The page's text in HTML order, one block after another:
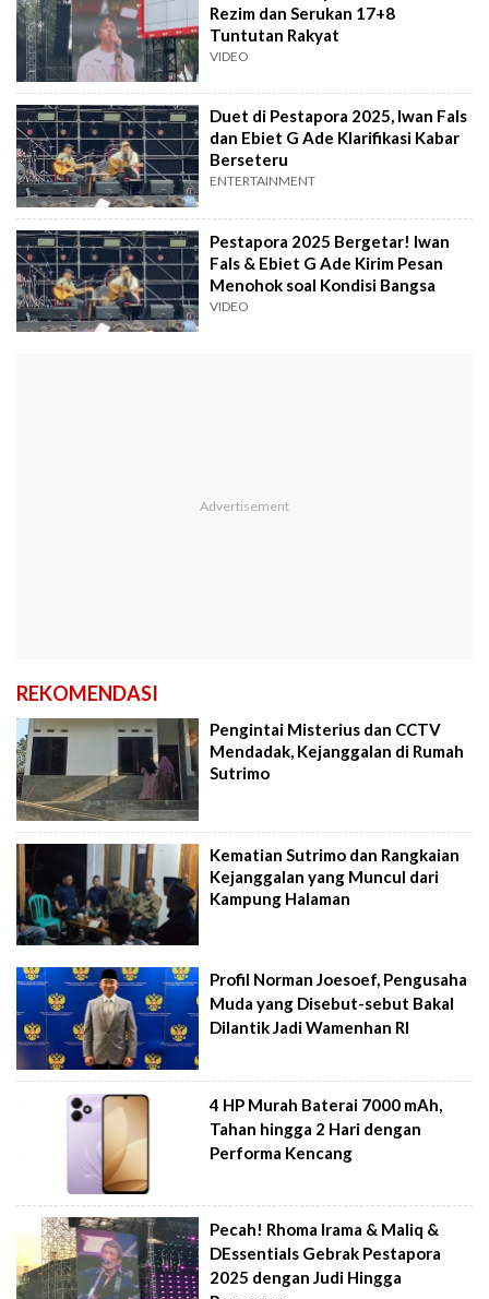
Rezim dan Serukan 17+8
Tuntutan Rakyat
VIDEO
Duet di Pestapora 2025, Iwan Fals
dan Ebiet G Ade Klarifikasi Kabar
Berseteru
ENTERTAINMENT
Pestapora 2025 Bergetar! Iwan
Fals & Ebiet G Ade Kirim Pesan
Menohok soal Kondisi Bangsa
VIDEO
REKOMENDASI
Pengintai Misterius dan CCTV
Mendadak, Kejanggalan di Rumah
Sutrimo
Kematian Sutrimo dan Rangkaian
Kejanggalan yang Muncul dari
Kampung Halaman
Profil Norman Joesoef, Pengusaha
Muda yang Disebut-sebut Bakal
Dilantik Jadi Wamenhan RI
4 HP Murah Baterai 7000 mAh,
Tahan hingga 2 Hari dengan
Performa Kencang
Pecah! Rhoma Irama & Maliq &
DEssentials Gebrak Pestapora
2025 dengan Judi Hingga